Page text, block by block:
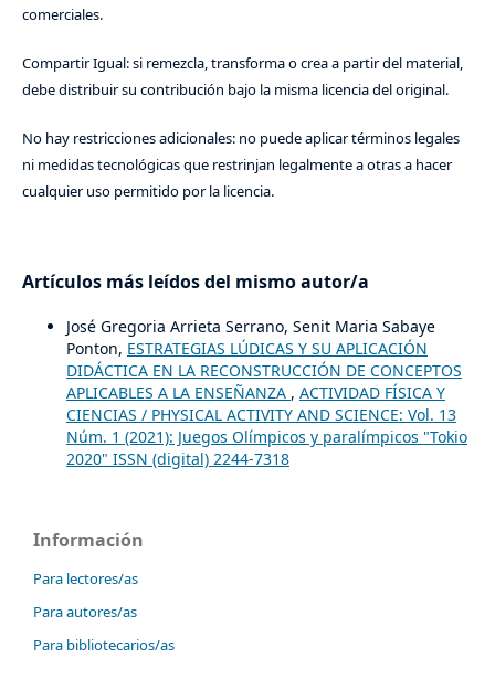
comerciales.
Compartir Igual: si remezcla, transforma o crea a partir del material,
debe distribuir su contribución bajo la misma licencia del original.
No hay restricciones adicionales: no puede aplicar términos legales
ni medidas tecnológicas que restrinjan legalmente a otras a hacer
cualquier uso permitido por la licencia.
Artículos más leídos del mismo autor/a
José Gregoria Arrieta Serrano, Senit Maria Sabaye
Ponton, ESTRATEGIAS LÚDICAS Y SU APLICACIÓN
DIDÁCTICA EN LA RECONSTRUCCIÓN DE CONCEPTOS
APLICABLES A LA ENSEÑANZA , ACTIVIDAD FÍSICA Y
CIENCIAS / PHYSICAL ACTIVITY AND SCIENCE: Vol. 13
Núm. 1 (2021): Juegos Olímpicos y paralímpicos "Tokio
2020" ISSN (digital) 2244-7318
Información
Para lectores/as
Para autores/as
Para bibliotecarios/as